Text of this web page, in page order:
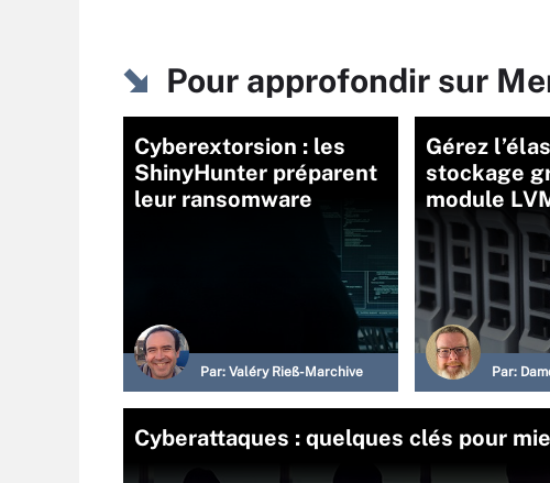
Pour approfondir sur
Cyberextorsion : les
ShinyHunter préparent
leur ransomware
Par: Valéry Rieß-Marchive
Gérez
stockage
module
Par:
Cyberattaques : quelques clés pour